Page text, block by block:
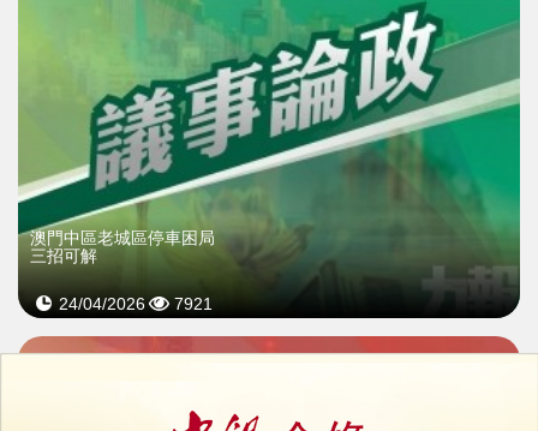
澳門中區老城區停車困局
三招可解
24/04/2026 7921